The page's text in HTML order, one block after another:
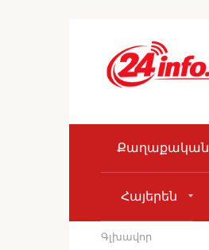
Քաղաքական
Հայերեն
Գլխավոր